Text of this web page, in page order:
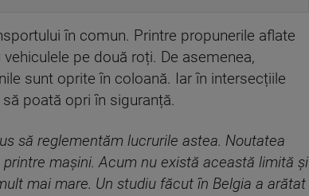
în comun. Printre propunerile aflate
pe două roți. De asemenea,
sunt oprite în coloană. Iar în intersecțiile
poată opri în siguranță.
să reglementăm lucrurile astea. Noutatea
mașini. Acum nu există această limită și
mai mare. Un studiu făcut în Belgia a arătat